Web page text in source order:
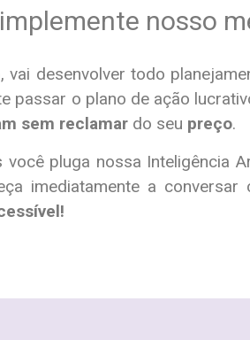
implemente nosso
vai desenvolver todo
passar o plano de ação
sem reclamar do seu preço.
você pluga nossa Inteligência
imediatamente a conversar